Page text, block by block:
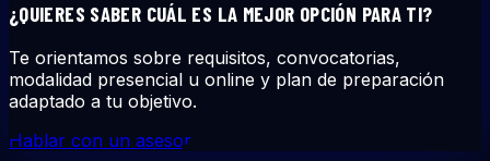
¿QUIERES SABER CUÁL ES LA MEJOR OPCIÓN PARA TI?
Te orientamos sobre requisitos, convocatorias,
modalidad presencial u online y plan de preparación
adaptado a tu objetivo.
Hablar con un asesor